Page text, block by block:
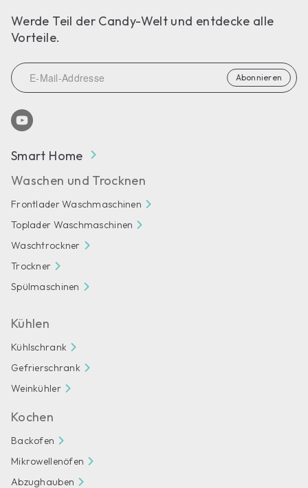
Werde Teil der Candy-Welt und entdecke alle
Vorteile.
Abonnieren
Smart Home
Waschen und Trocknen
Frontlader Waschmaschinen
Toplader Waschmaschinen
Waschtrockner
Trockner
Spülmaschinen
Kühlen
Kühlschrank
Gefrierschrank
Weinkühler
Kochen
Backofen
Mikrowellenöfen
Abzughauben